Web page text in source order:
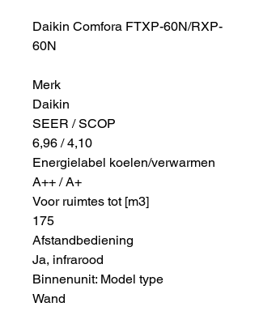
Daikin Comfora FTXP-60N/RXP-
60N
Merk
Daikin
SEER / SCOP
6,96 / 4,10
Energielabel koelen/verwarmen
A++ / A+
Voor ruimtes tot [m3]
175
Afstandbediening
Ja, infrarood
Binnenunit: Model type
Wand